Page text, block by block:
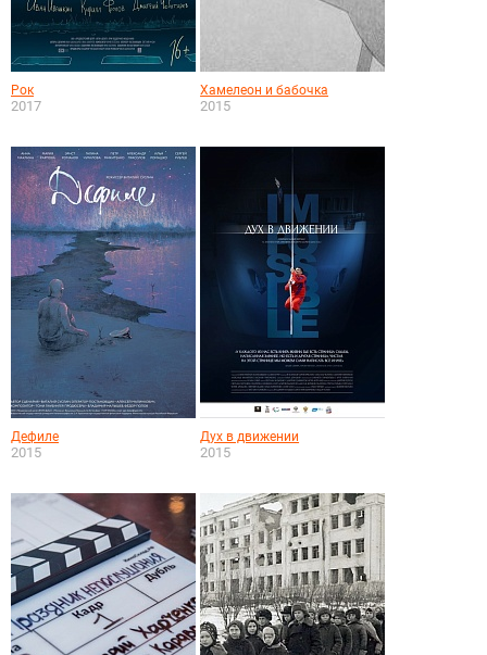
Рок
2017
Хамелеон и бабочка
2015
Дефиле
2015
Дух в движении
2015